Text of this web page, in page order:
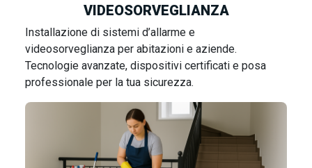
VIDEOSORVEGLIANZA
Installazione di sistemi d’allarme e
videosorveglianza per abitazioni e aziende.
Tecnologie avanzate, dispositivi certificati e posa
professionale per la tua sicurezza.